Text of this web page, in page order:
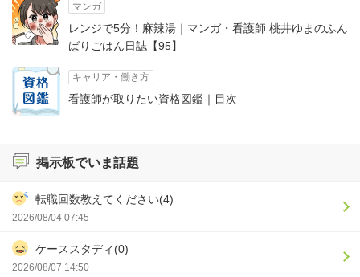
マンガ
レンジで5分！麻辣湯｜マンガ・看護師 桃井ゆまのふん
ばりごはん日誌【95】
キャリア・働き方
看護師が取りたい資格図鑑｜目次
掲示板でいま話題
転職回数教えてください(4)
2026/08/04 07:45
ケーススタディ(0)
2026/08/07 14:50